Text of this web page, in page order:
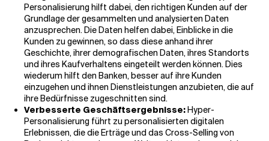
Personalisierung hilft dabei, den richtigen Kunden auf der
Grundlage der gesammelten und analysierten Daten
anzusprechen. Die Daten helfen dabei, Einblicke in die
Kunden zu gewinnen, so dass diese anhand ihrer
Geschichte, ihrer demografischen Daten, ihres Standorts
und ihres Kaufverhaltens eingeteilt werden können. Dies
wiederum hilft den Banken, besser auf ihre Kunden
einzugehen und ihnen Dienstleistungen anzubieten, die auf
ihre Bedürfnisse zugeschnitten sind.
Verbesserte Geschäftsergebnisse:Hyper-
Personalisierung führt zu personalisierten digitalen
Erlebnissen, die die Erträge und das Cross-Selling von